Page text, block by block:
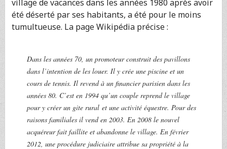
village de vacances dans les années 1980 après avoir
été déserté par ses habitants, a été pour le moins
tumultueuse. La page Wikipédia précise :
Dans les années 70, un promoteur construit des pavillons
dans l’intention de les louer. Il y crée une piscine et un
cours de tennis. Il revend à un financier parisien dans les
années 80. C’est en 1994 qu’un couple reprend le village
pour y créer un gite rural et une activité équestre. Pour des
raisons familiales il vend en 2003. En 2008 le nouvel
acquéreur fait faillite et abandonne le village. En février
2012, une procédure judiciaire attribue sa propriété à la